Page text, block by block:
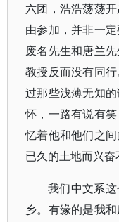
六团，浩浩荡荡
由参加，并非一
废名先生和唐兰
教授反而没有同
过那些浅薄无知
怀，一路有说有
忆着他和他们之
已久的土地而兴奋
我们中文系
乡。有缘的是我